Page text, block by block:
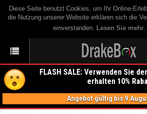
Diese Seite benutzt Cookies, um Ihr Online-
die Nutzung unserer Website erklären sich die
einverstanden. Lesen Sie mehr.
FLASH SALE: Verwenden Sie
erhalten 10%
Angebot gültig bis 9